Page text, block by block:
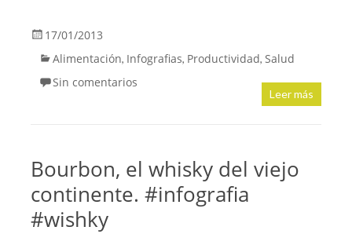
17/01/2013
Alimentación, Infografias, Productividad, Salud
Sin comentarios
Leer más
Bourbon, el whisky del viejo
continente. #infografia
#wishky